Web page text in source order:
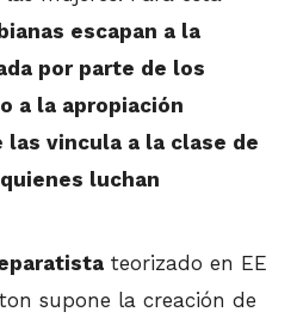
escapan a la
por parte de los
a la apropiación
vincula a la clase de
luchan
teorizado en EE
supone la creación de